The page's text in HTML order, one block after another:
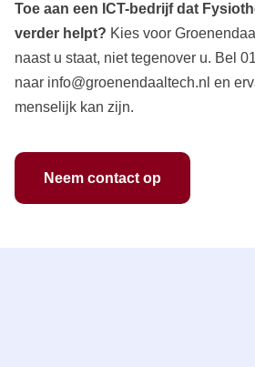
Toe aan een ICT-bedrijf dat
verder helpt? Kies voor
naast u staat, niet tegenover u. Bel
naar info@groenendaaltech.nl en
menselijk kan zijn.
Neem contact op